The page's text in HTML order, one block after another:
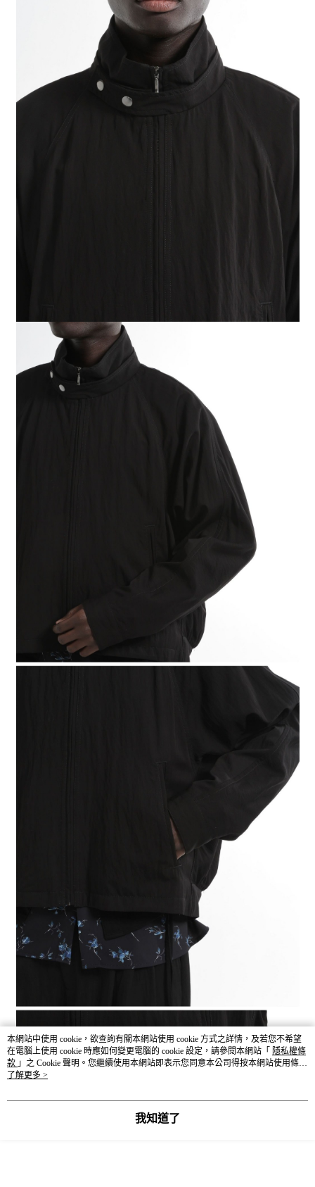
本網站中使用 cookie，欲查詢有關本網站使用 cookie 方式之詳情，及若您不希望
在電腦上使用 cookie 時應如何變更電腦的 cookie 設定，請參閱本網站「 隱私權條
款 」之 Cookie 聲明。您繼續使用本網站即表示您同意本公司得按本網站使用條款
之 Cookie 聲明使用 cookie。
了解更多 >
我知道了